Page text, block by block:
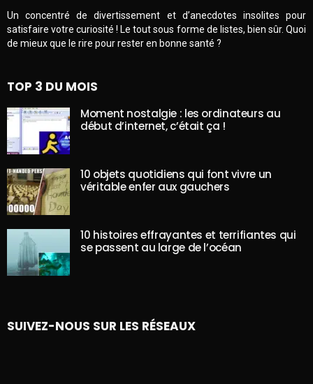
Un concentré de divertissement et d’anecdotes insolites pour
satisfaire votre curiosité ! Le tout sous forme de listes, bien sûr. Quoi
de mieux que le rire pour rester en bonne santé ?
TOP 3 DU MOIS
Moment nostalgie : les ordinateurs au
début d’internet, c’était ça !
10 objets quotidiens qui font vivre un
véritable enfer aux gauchers
10 histoires effrayantes et terrifiantes qui
se passent au large de l’océan
SUIVEZ-NOUS SUR LES RÉSEAUX